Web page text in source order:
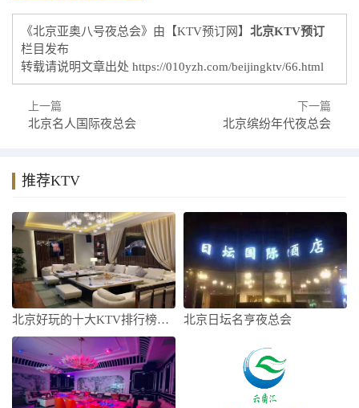
《北京亚奥八号夜总会》由【KTV预订网】 北京KTV预订
栏目发布
转载请说明文章出处 https://010yzh.com/beijingktv/66.html
上一篇
北京名人国际夜总会
下一篇
北京缤纷年代夜总会
推荐KTV
北京好玩的十大KTV排行榜，这份榜单no 北京日坛名亨夜总会